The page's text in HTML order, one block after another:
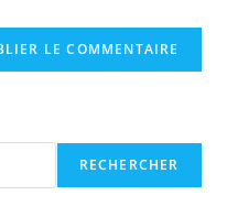
RECHERCHER